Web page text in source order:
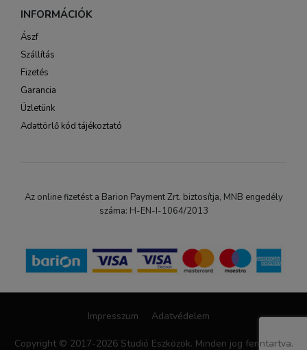
INFORMÁCIÓK
Ászf
Szállítás
Fizetés
Garancia
Üzletünk
Adattörlő kód tájékoztató
Az online fizetést a Barion Payment Zrt. biztosítja, MNB engedély
száma: H-EN-I-1064/2013
Impresszum Adatvédelem
Copyright © 2017-2026 Studió Eszközök. Minden jog fenntartva.